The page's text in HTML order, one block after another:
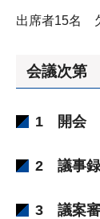
出席者15名
会議次第
1 開会
2 議事録
3 議案